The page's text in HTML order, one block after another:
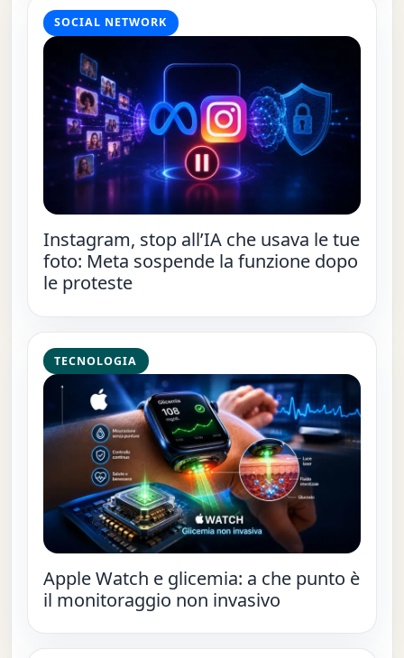
SOCIAL NETWORK
Instagram, stop all’IA che usava le tue
foto: Meta sospende la funzione dopo
le proteste
TECNOLOGIA
Apple Watch e glicemia: a che punto è
il monitoraggio non invasivo